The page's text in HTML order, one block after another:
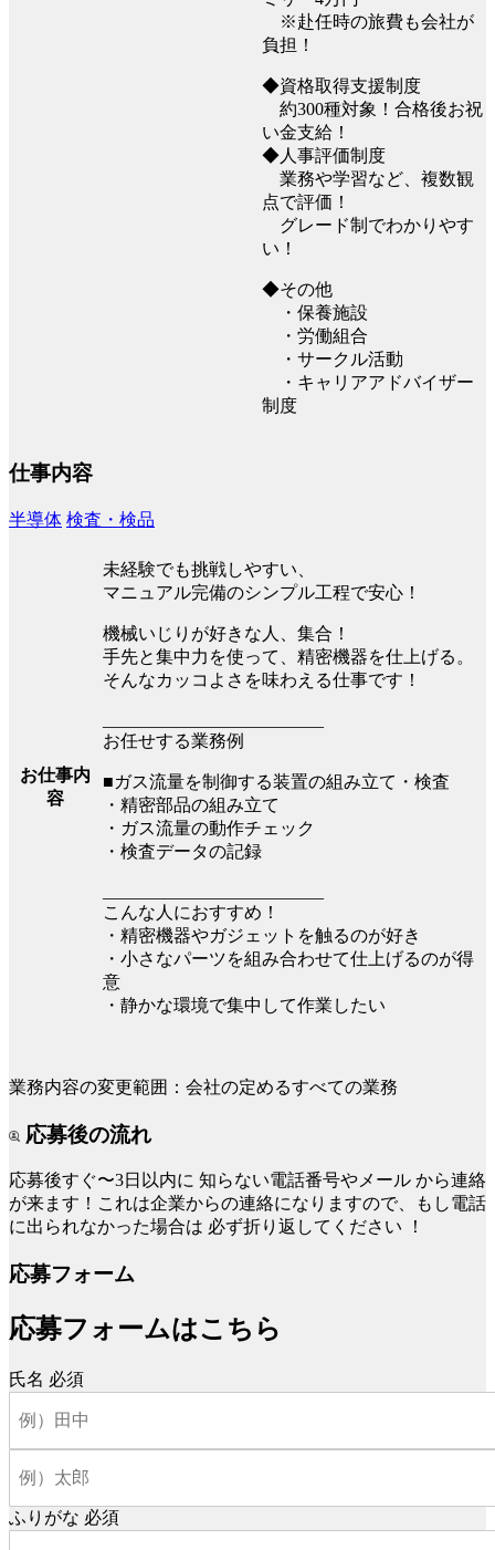
※赴任時の旅費も会社が
負担！
◆資格取得支援制度
約300種対象！合格後お祝
い金支給！
◆人事評価制度
業務や学習など、複数観
点で評価！
グレード制でわかりやす
い！
◆その他
・保養施設
・労働組合
・サークル活動
・キャリアアドバイザー
制度
仕事内容
半導体 検査・検品
お仕事内
容
未経験でも挑戦しやすい、
マニュアル完備のシンプル工程で安心！
機械いじりが好きな人、集合！
手先と集中力を使って、精密機器を仕上げる。
そんなカッコよさを味わえる仕事です！
お任せする業務例
■ガス流量を制御する装置の組み立て・検査
・精密部品の組み立て
・ガス流量の動作チェック
・検査データの記録
こんな人におすすめ！
・精密機器やガジェットを触るのが好き
・小さなパーツを組み合わせて仕上げるのが得
意
・静かな環境で集中して作業したい
業務内容の変更範囲：会社の定めるすべての業務
応募後の流れ
応募後すぐ〜3日以内に 知らない電話番号やメール から連絡
が来ます！これは企業からの連絡になりますので、もし電話
に出られなかった場合は 必ず折り返してください ！
応募フォーム
応募フォームはこちら
氏名 必須
ふりがな 必須